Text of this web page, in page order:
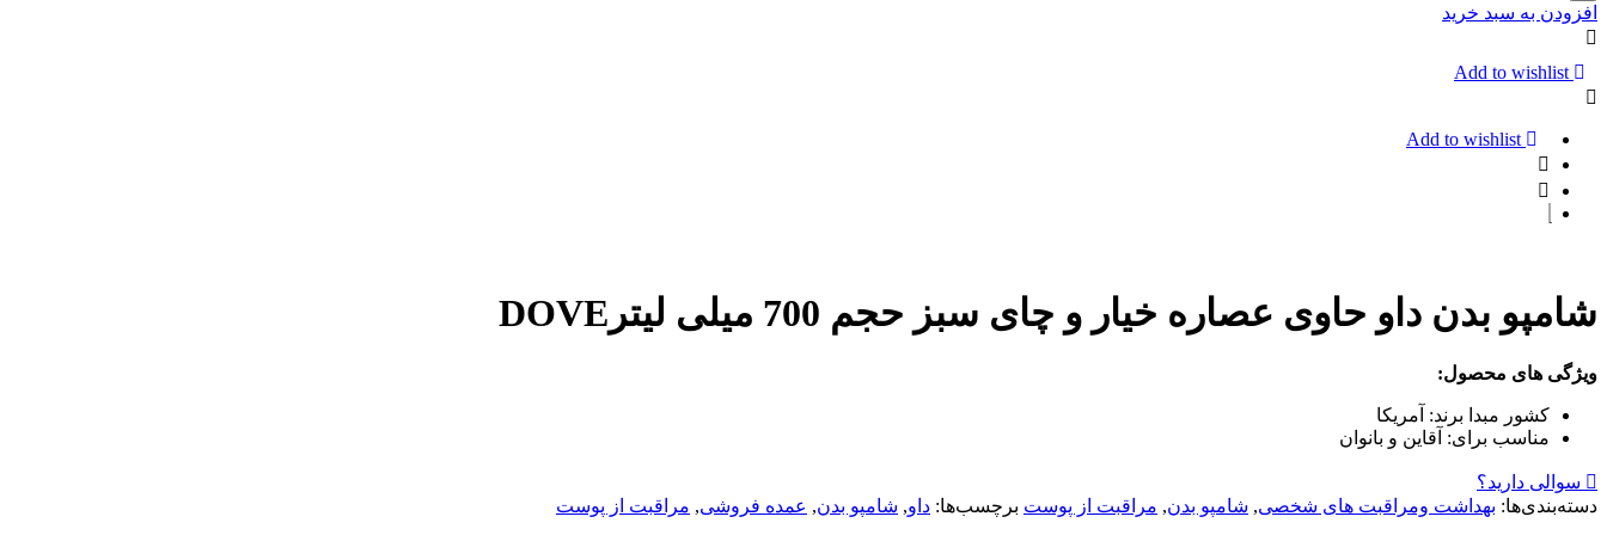
نوتروژینا
حاوی
عصاره
آلوئه
لیمو
حجم
افزودن به سبد خرید
Add to wishlist
Add to wishlist
شامپو بدن داو حاوی عصاره خیار و چای سبز حجم 700 میلی لیترDOVE
ویژگی های محصول:
کشور مبدا برند: آمریکا
مناسب برای: آقاین و بانوان
سوالی دارید؟
دسته‌بندی‌ها: بهداشت ومراقبت های شخصی, شامپو بدن, مراقبت از پوست برچسب‌ها: داو, شامپو بدن, عمده فروشی, مراقبت از پوست